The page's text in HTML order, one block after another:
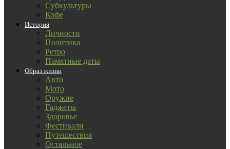
Субкультуры
Кофе
История
Личности
Политика
Ретро
Памятные даты
Образ жизни
Авто
Мото
Оружие
Гаджеты
Здоровье
Фестивали
Путешествия
Остальное